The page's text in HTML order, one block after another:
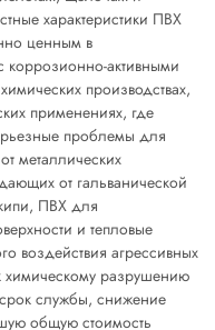
характеристики ПВХ
ценным в
коррозионно-активными
производствах,
применениях, где
проблемы для
металлических
от гальванической
ПВХ для
и тепловые
воздействия агрессивных
химическому разрушению
службы, снижение
общую стоимость